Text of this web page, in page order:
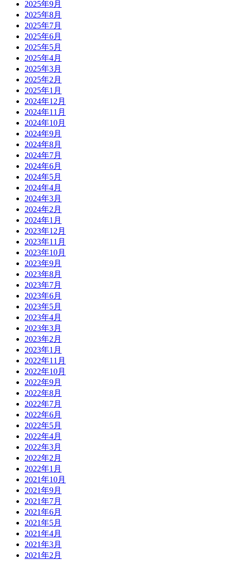
2025年9月
2025年8月
2025年7月
2025年6月
2025年5月
2025年4月
2025年3月
2025年2月
2025年1月
2024年12月
2024年11月
2024年10月
2024年9月
2024年8月
2024年7月
2024年6月
2024年5月
2024年4月
2024年3月
2024年2月
2024年1月
2023年12月
2023年11月
2023年10月
2023年9月
2023年8月
2023年7月
2023年6月
2023年5月
2023年4月
2023年3月
2023年2月
2023年1月
2022年11月
2022年10月
2022年9月
2022年8月
2022年7月
2022年6月
2022年5月
2022年4月
2022年3月
2022年2月
2022年1月
2021年10月
2021年9月
2021年7月
2021年6月
2021年5月
2021年4月
2021年3月
2021年2月